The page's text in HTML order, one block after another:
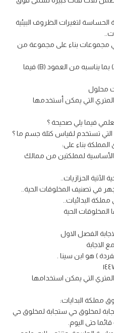
لتغيرات الظروف البيئية
مجموعات بناء على مجموعة من
انقل الرقم المناسب من العمود (A) بما يناسبه من العمود (B) فيما
محلول
التي يمكن أستخدمها
فيما يلي صحيحة ؟
التي تستخدم لقياس كتلة جسم ما ؟
بناء على:
لمملكتين من ممالك
الحزازيات..
في تصنيف المخلوقات الحية..
البدائيات..
الحية
الفصل الاول
الاجابة
) هو ابن سينا .
التي يمكن استخدامها
مملكة البدايات:
لمخلوق حي ستجابة لمخلوق حي
حتى اليوم.